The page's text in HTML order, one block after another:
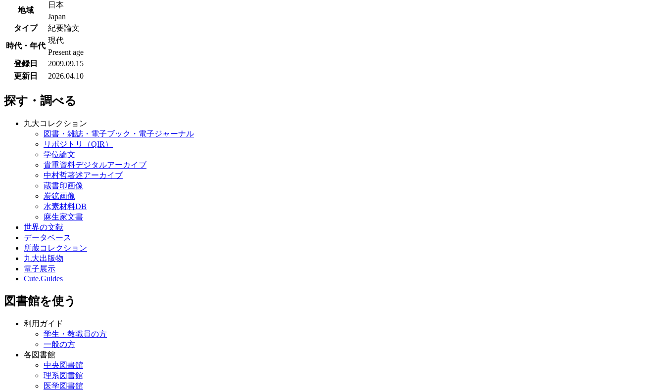
地域
日本
Japan
タイプ
紀要論文
時代・年代
現代
Present age
登録日
2009.09.15
更新日
2026.04.10
探す・調べる
九大コレクション
図書・雑誌・電子ブック・電子ジャーナル
リポジトリ（QIR）
学位論文
貴重資料デジタルアーカイブ
中村哲著述アーカイブ
蔵書印画像
炭鉱画像
水素材料DB
麻生家文書
世界の文献
データベース
所蔵コレクション
九大出版物
電子展示
Cute.Guides
図書館を使う
利用ガイド
学生・教職員の方
一般の方
各図書館
中央図書館
理系図書館
医学図書館